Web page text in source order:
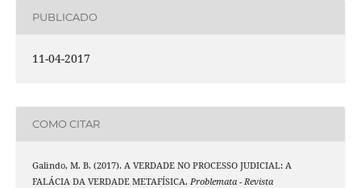
PUBLICADO
11-04-2017
COMO CITAR
Galindo, M. B. (2017). A VERDADE NO PROCESSO JUDICIAL: A
FALÁCIA DA VERDADE METAFÍSICA. Problemata - Revista